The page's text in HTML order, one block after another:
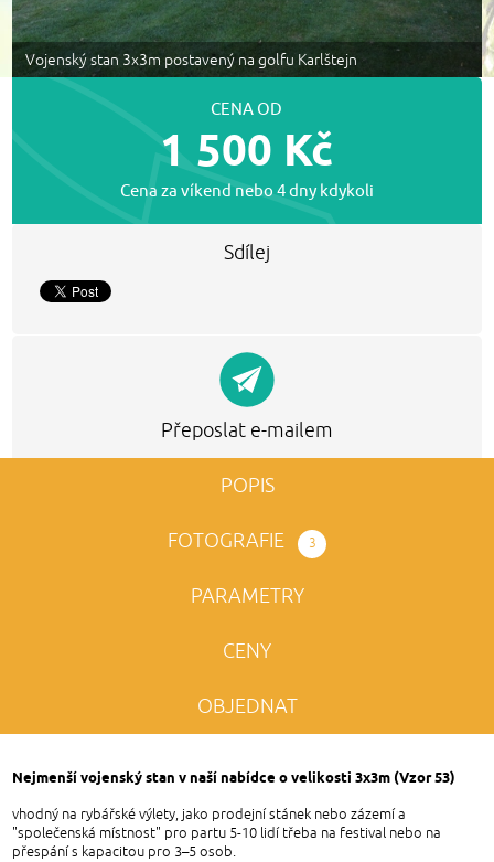
Vojenský stan 3x3m postavený na golfu Karlštejn
CENA OD
1 500 Kč
Cena za víkend nebo 4 dny kdykoli
Sdílej
Přeposlat e-mailem
POPIS
FOTOGRAFIE 3
PARAMETRY
CENY
OBJEDNAT
Nejmenší vojenský stan v naší nabídce o velikosti 3x3m (Vzor 53)
vhodný na rybářské výlety, jako prodejní stánek nebo zázemí a
"společenská místnost" pro partu 5-10 lidí třeba na festival nebo na
přespání s kapacitou pro 3–5 osob.